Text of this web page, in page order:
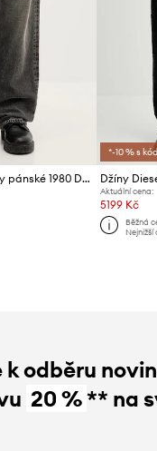
Diesel relaxed fit džíny pánské 1980 D-EEPER-RA L.32
*-10 % s
Džíny
Aktuální cena:
5199 Kč
Běžná
Nejnižší
k odběru
20 %** na